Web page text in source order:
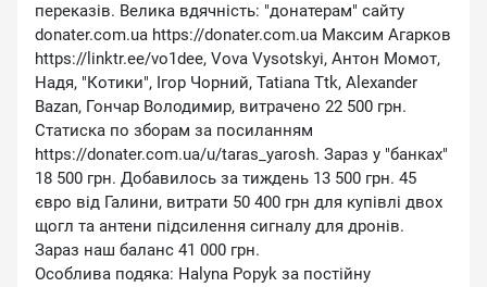
переказів. Велика вдячність: ″донатерам″ сайту
donater.com.ua https://donater.com.ua Максим Агарков
https://linktr.ee/vo1dee, Vova Vysotskyi, Антон Момот,
Надя, ″Котики″, Ігор Чорний, Tatiana Ttk, Alexander
Bazan, Гончар Володимир, витрачено 22 500 грн.
Статиска по зборам за посиланням
https://donater.com.ua/u/taras_yarosh. Зараз у ″банках″
18 500 грн. Добавилось за тиждень 13 500 грн. 45
євро від Галини, витрати 50 400 грн для купівлі двох
щогл та антени підсилення сигналу для дронів.
Зараз наш баланс 41 000 грн.
Особлива подяка: Halyna Popyk за постійну